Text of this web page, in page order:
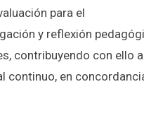
para el
y reflexión
contribuyendo con ello
en